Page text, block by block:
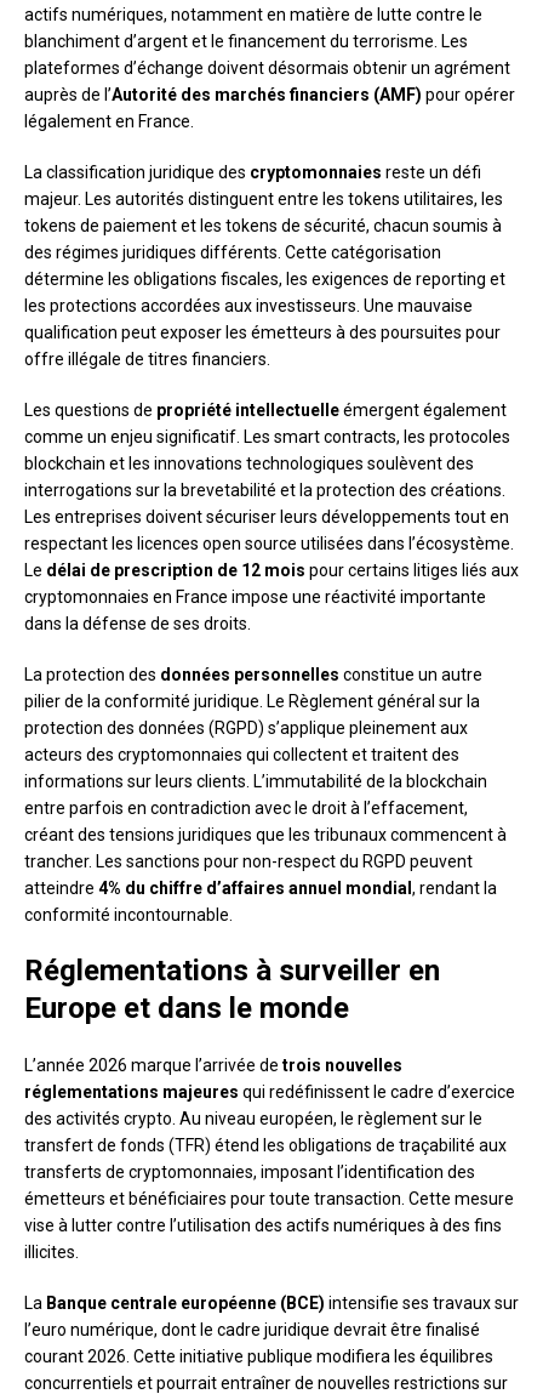
actifs numériques, notamment en matière de lutte contre le
blanchiment d’argent et le financement du terrorisme. Les
plateformes d’échange doivent désormais obtenir un agrément
auprès de l’Autorité des marchés financiers (AMF) pour opérer
légalement en France.
La classification juridique des cryptomonnaies reste un défi
majeur. Les autorités distinguent entre les tokens utilitaires, les
tokens de paiement et les tokens de sécurité, chacun soumis à
des régimes juridiques différents. Cette catégorisation
détermine les obligations fiscales, les exigences de reporting et
les protections accordées aux investisseurs. Une mauvaise
qualification peut exposer les émetteurs à des poursuites pour
offre illégale de titres financiers.
Les questions de propriété intellectuelleémergent également
comme un enjeu significatif. Les smart contracts, les protocoles
blockchain et les innovations technologiques soulèvent des
interrogations sur la brevetabilité et la protection des créations.
Les entreprises doivent sécuriser leurs développements tout en
respectant les licences open source utilisées dans l’écosystème.
Le délai de prescription de 12 mois pour certains litiges liés aux
cryptomonnaies en France impose une réactivité importante
dans la défense de ses droits.
La protection des données personnelles constitue un autre
pilier de la conformité juridique. Le Règlement général sur la
protection des données (RGPD) s’applique pleinement aux
acteurs des cryptomonnaies qui collectent et traitent des
informations sur leurs clients. L’immutabilité de la blockchain
entre parfois en contradiction avec le droit à l’effacement,
créant des tensions juridiques que les tribunaux commencent à
trancher. Les sanctions pour non-respect du RGPD peuvent
atteindre 4% du chiffre d’affaires annuel mondial , rendant la
conformité incontournable.
Réglementations à surveiller en
Europe et dans le monde
L’année 2026 marque l’arrivée de trois nouvelles
réglementations majeures qui redéfinissent le cadre d’exercice
des activités crypto. Au niveau européen, le règlement sur le
transfert de fonds (TFR) étend les obligations de traçabilité aux
transferts de cryptomonnaies, imposant l’identification des
émetteurs et bénéficiaires pour toute transaction. Cette mesure
vise à lutter contre l’utilisation des actifs numériques à des fins
illicites.
La Banque centrale européenne (BCE) intensifie ses travaux sur
l’euro numérique, dont le cadre juridique devrait être finalisé
courant 2026. Cette initiative publique modifiera les équilibres
concurrentiels et pourrait entraîner de nouvelles restrictions sur